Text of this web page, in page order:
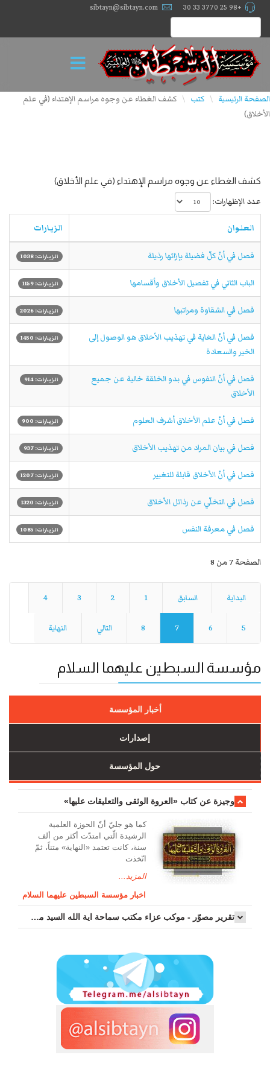
+98 25 3770 33 30
sibtayn@sibtayn.com
الصفحة الرئيسية \ كتب \ كشف الغطاء عن وجوه مراسم الإهتداء (في علم
الأخلاق)
كشف الغطاء عن وجوه مراسم الإهتداء (في علم الأخلاق)
عدد الإظهارات:
العنوان الزيارات
فصل في أنّ كلّ فضيلة بإزائها رذيلة الزيارات: 1038
الباب الثاني في تفصيل الأخلاق وأقسامها الزيارات: 1159
فصل في الشقاوة ومراتبها الزيارات: 2026
فصل في أنّ الغاية في تهذيب الأخلاق هو الوصول إلى
الخير والسعادة
الزيارات: 1450
فصل في أنّ النفوس في بدو الخلقة خالية عن جميع
الأخلاق
الزيارات: 914
فصل في أنّ علم الأخلاق أشرف العلوم الزيارات: 900
فصل في بيان المراد من تهذيب الأخلاق الزيارات: 937
فصل في أنّ الأخلاق قابلة للتغيير الزيارات: 1207
فصل في التخلّي عن رذائل الأخلاق الزيارات: 1320
فصل في معرفة النفس الزيارات: 1085
الصفحة 7 من 8
البداية السابق 1
2
3
4
5
6
7
8 التالي النهاية
مؤسسة السبطين عليهما السلام
أخبار المؤسسة
إصدارات
حول المؤسسة
وجیزة عن کتاب «العروة الوثقی والتعلیقات علیها»
کما هو جليّ أنّ الحوزة العلمیة
الرشیدة الّتي امتدّت أكثر من ألف
سنة، كانت تعتمد «النهاية» متناً، ثمّ
اتّخذت
المزيد...
اخبار مؤسسة السبطين عليهما السلام
تقرير مصوّر - موكب عزاء مکتب سماحة اية الله السيد مرتضى الموسوي الاصفهاني في يوم إستشهاد السيدة فاطم...